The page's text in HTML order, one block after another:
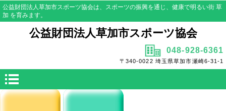
公益財団法人草加市スポーツ協会は、スポーツの振興を通じ、健康で明るい街 草
加 を育みます。
公益財団法人草加市スポーツ協会
048-928-6361
〒340-0022 埼玉県草加市瀬崎6-31-1